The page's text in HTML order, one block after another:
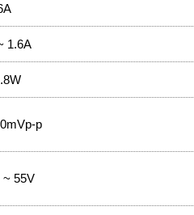
1.6A
p
~ 55V